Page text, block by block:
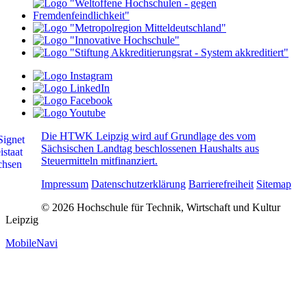
Die HTWK Leipzig wird auf Grundlage des vom
Sächsischen Landtag beschlossenen Haushalts aus
Steuermitteln mitfinanziert.
Impressum Datenschutzerklärung Barrierefreiheit Sitemap
© 2026 Hochschule für Technik, Wirtschaft und Kultur
Leipzig
MobileNavi